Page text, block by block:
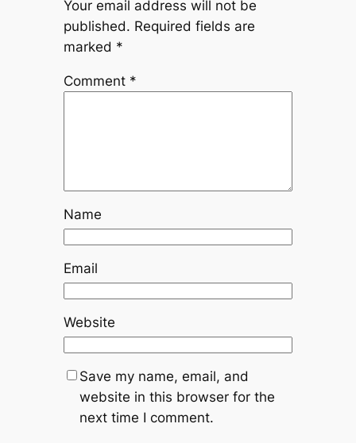
Your email address will not be
published. Required fields are
marked *
Comment *
Name
Email
Website
Save my name, email, and
website in this browser for the
next time I comment.